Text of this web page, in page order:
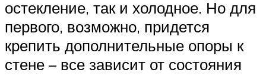
остекление, так и холодное. Но для
первого, возможно, придется
крепить дополнительные опоры к
стене – все зависит от состояния